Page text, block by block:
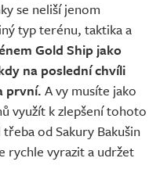
se neliší jenom
typ terénu, taktika a
Gold Ship jako
na poslední chvíli
první. A vy musíte jako
využít k zlepšení tohoto
od Sakury Bakušin
rychle vyrazit a udržet